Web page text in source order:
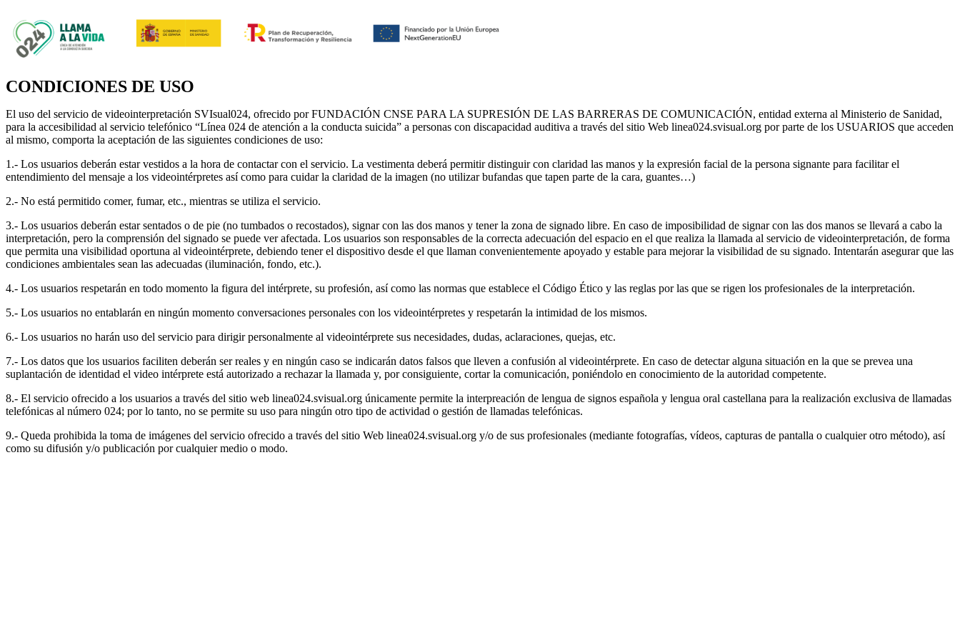
CONDICIONES DE USO
El uso del servicio de videointerpretación SVIsual024, ofrecido por FUNDACIÓN CNSE PARA LA SUPRESIÓN DE LAS BARRERAS DE COMUNICACIÓN, entidad externa al Ministerio de Sanidad,
para la accesibilidad al servicio telefónico “Línea 024 de atención a la conducta suicida” a personas con discapacidad auditiva a través del sitio Web linea024.svisual.org por parte de los USUARIOS que acceden
al mismo, comporta la aceptación de las siguientes condiciones de uso:
1.- Los usuarios deberán estar vestidos a la hora de contactar con el servicio. La vestimenta deberá permitir distinguir con claridad las manos y la expresión facial de la persona signante para facilitar el
entendimiento del mensaje a los videointérpretes así como para cuidar la claridad de la imagen (no utilizar bufandas que tapen parte de la cara, guantes…)
2.- No está permitido comer, fumar, etc., mientras se utiliza el servicio.
3.- Los usuarios deberán estar sentados o de pie (no tumbados o recostados), signar con las dos manos y tener la zona de signado libre. En caso de imposibilidad de signar con las dos manos se llevará a cabo la
interpretación, pero la comprensión del signado se puede ver afectada. Los usuarios son responsables de la correcta adecuación del espacio en el que realiza la llamada al servicio de videointerpretación, de forma
que permita una visibilidad oportuna al videointérprete, debiendo tener el dispositivo desde el que llaman convenientemente apoyado y estable para mejorar la visibilidad de su signado. Intentarán asegurar que las
condiciones ambientales sean las adecuadas (iluminación, fondo, etc.).
4.- Los usuarios respetarán en todo momento la figura del intérprete, su profesión, así como las normas que establece el Código Ético y las reglas por las que se rigen los profesionales de la interpretación.
5.- Los usuarios no entablarán en ningún momento conversaciones personales con los videointérpretes y respetarán la intimidad de los mismos.
6.- Los usuarios no harán uso del servicio para dirigir personalmente al videointérprete sus necesidades, dudas, aclaraciones, quejas, etc.
7.- Los datos que los usuarios faciliten deberán ser reales y en ningún caso se indicarán datos falsos que lleven a confusión al videointérprete. En caso de detectar alguna situación en la que se prevea una
suplantación de identidad el video intérprete está autorizado a rechazar la llamada y, por consiguiente, cortar la comunicación, poniéndolo en conocimiento de la autoridad competente.
8.- El servicio ofrecido a los usuarios a través del sitio web linea024.svisual.org únicamente permite la interpreación de lengua de signos española y lengua oral castellana para la realización exclusiva de llamadas
telefónicas al número 024; por lo tanto, no se permite su uso para ningún otro tipo de actividad o gestión de llamadas telefónicas.
9.- Queda prohibida la toma de imágenes del servicio ofrecido a través del sitio Web linea024.svisual.org y/o de sus profesionales (mediante fotografías, vídeos, capturas de pantalla o cualquier otro método), así
como su difusión y/o publicación por cualquier medio o modo.